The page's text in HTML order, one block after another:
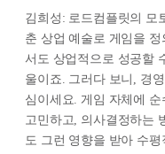
김희성: 로드컴플릿의 모
춘 상업 예술로 게임을
서도 상업적으로 성공할
울이죠. 그러다 보니, 경
심이세요. 게임 자체에
고민하고, 의사결정하는
도 그런 영향을 받아 수